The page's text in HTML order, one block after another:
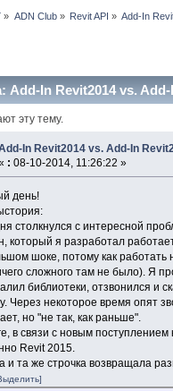
» ADN Club» Revit API » Add-In
Add-In Revit2014 vs.
эту тему.
In Revit2014 vs. Add-In
: 08-10-2014, 11:26:22 »
день!
столкнулся с интересной
который я разработал
шоке, потому как
сложного там не было). Я
библиотеки, отзвонился и
Через некоторое время опят
но "не так, как раньше".
в связи с новым
Revit 2015.
и та же строчка возвращала